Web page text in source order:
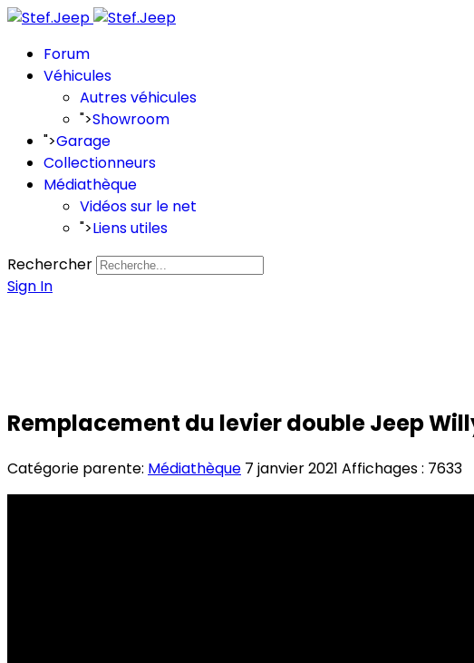
Forum
Véhicules
Autres véhicules
">Showroom
">Garage
Collectionneurs
Médiathèque
Vidéos sur le net
">Liens utiles
Rechercher
Sign In
Remplacement du levier double Jeep
Catégorie parente: Médiathèque 7 janvier 2021 Affichages : 7633